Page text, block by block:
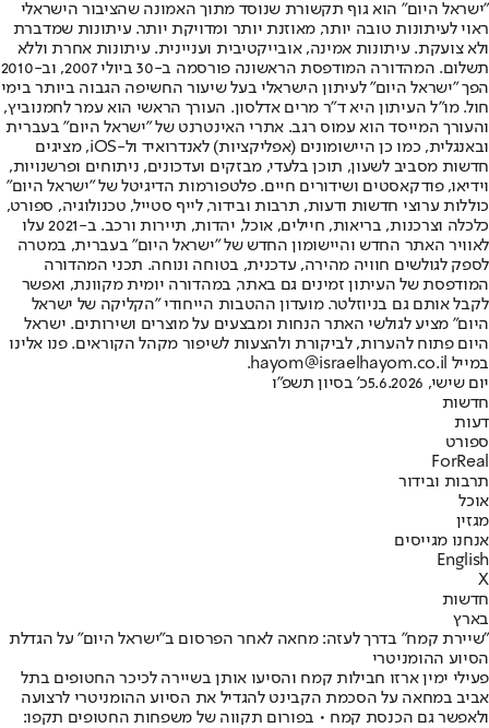
"ישראל היום" הוא גוף תקשורת שנוסד מתוך האמונה שהציבור הישראלי
ראוי לעיתונות טובה יותר, מאוזנת יותר ומדויקת יותר. עיתונות שמדברת
ולא צועקת. עיתונות אמינה, אובייקטיבית ועניינית. עיתונות אחרת וללא
תשלום. המהדורה המודפסת הראשונה פורסמה ב-30 ביולי 2007, וב-2010
הפך "ישראל היום" לעיתון הישראלי בעל שיעור החשיפה הגבוה ביותר בימי
חול. מו"ל העיתון היא ד"ר מרים אדלסון. העורך הראשי הוא עמר לחמנוביץ,
והעורך המייסד הוא עמוס רגב. אתרי האינטרנט של "ישראל היום" בעברית
ובאנגלית, כמו כן היישומונים (אפליקציות) לאנדרואיד ול-iOS, מציגים
חדשות מסביב לשעון, תוכן בלעדי, מבזקים ועדכונים, ניתוחים ופרשנויות,
וידיאו, פודקאסטים ושידורים חיים. פלטפורמות הדיגיטל של "ישראל היום"
כוללות ערוצי חדשות ודעות, תרבות ובידור, לייף סטייל, טכנולוגיה, ספורט,
כלכלה וצרכנות, בריאות, חיילים, אוכל, יהדות, תיירות ורכב. ב-2021 עלו
לאוויר האתר החדש והיישומון החדש של "ישראל היום" בעברית, במטרה
לספק לגולשים חוויה מהירה, עדכנית, בטוחה ונוחה. תכני המהדורה
המודפסת של העיתון זמינים גם באתר, במהדורה יומית מקוונת, ואפשר
לקבל אותם גם בניוזלטר. מועדון ההטבות הייחודי "הקליקה של ישראל
היום" מציע לגולשי האתר הנחות ומבצעים על מוצרים ושירותים. ישראל
היום פתוח להערות, לביקורת ולהצעות לשיפור מקהל הקוראים. פנו אלינו
במייל hayom@israelhayom.co.il.
יום שישי, 5.6.2026
כ' בסיון תשפ"ו
חדשות
דעות
ספורט
ForReal
תרבות ובידור
אוכל
מגזין
אנחנו מגייסים
English
X
חדשות
בארץ
״שיירת קמח״ בדרך לעזה: מחאה לאחר הפרסום ב"ישראל היום" על הגדלת
הסיוע ההומניטרי
פעילי ימין ארזו חבילות קמח והסיעו אותן בשיירה לכיכר החטופים בתל
אביב במחאה על הסכמת הקבינט להגדיל את הסיוע ההומניטרי לרצועה
ולאפשר גם הכנסת קמח • בפורום תקווה של משפחות החטופים תקפו: